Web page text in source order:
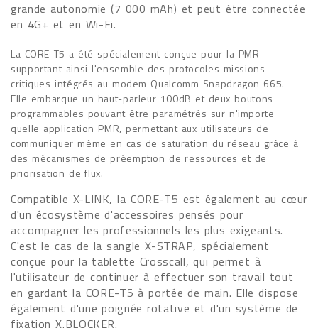
grande autonomie (7 000 mAh) et peut être connectée
en 4G+ et en Wi-Fi.
La CORE-T5 a été spécialement conçue pour la PMR
supportant ainsi l'ensemble des protocoles missions
critiques intégrés au modem Qualcomm Snapdragon 665.
Elle embarque un haut-parleur 100dB et deux boutons
programmables pouvant être paramétrés sur n'importe
quelle application PMR, permettant aux utilisateurs de
communiquer même en cas de saturation du réseau grâce à
des mécanismes de préemption de ressources et de
priorisation de flux.
Compatible X-LINK, la CORE-T5 est également au cœur
d'un écosystème d'accessoires pensés pour
accompagner les professionnels les plus exigeants.
C'est le cas de la sangle X-STRAP, spécialement
conçue pour la tablette Crosscall, qui permet à
l'utilisateur de continuer à effectuer son travail tout
en gardant la CORE-T5 à portée de main. Elle dispose
également d'une poignée rotative et d'un système de
fixation X.BLOCKER.